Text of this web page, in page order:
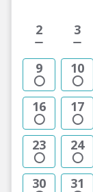
2 3
9 10
16 17
23 24
30 31